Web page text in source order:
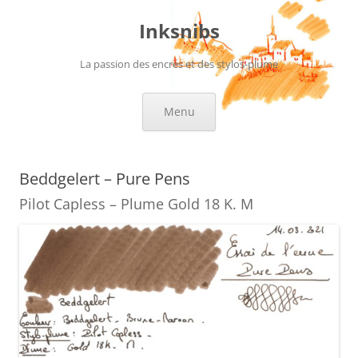
Inksnibs
La passion des encres et des stylos-plume
Menu
Beddgelert – Pure Pens
Pilot Capless – Plume Gold 18 K. M